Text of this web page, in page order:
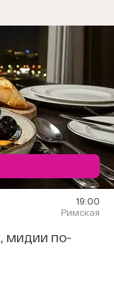
19:00
Римская
мидии по-